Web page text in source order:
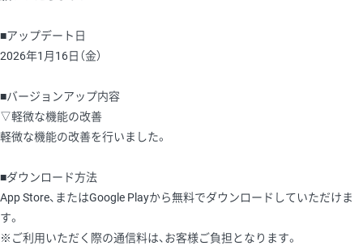
■アップデート日
2026年1月16日（金）
■バージョンアップ内容
▽軽微な機能の改善
軽微な機能の改善を行いました。
■ダウンロード方法
App Store、またはGoogle Playから無料でダウンロードしていただけま
す。
※ご利用いただく際の通信料は、お客様ご負担となります。